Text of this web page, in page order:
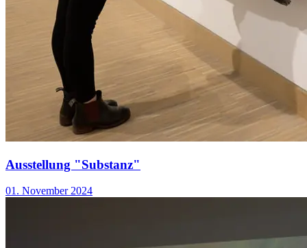
Ausstellung "Substanz"
01. November 2024